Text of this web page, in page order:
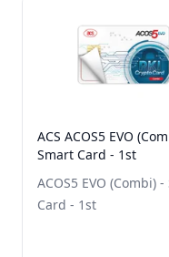
ACS ACOS5 EVO
Smart Card - 1st
ACOS5 EVO (Combi)
Card - 1st